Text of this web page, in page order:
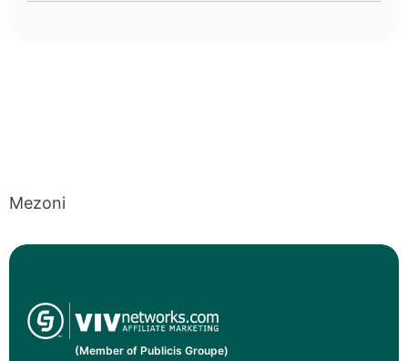
Mezoni
(Member of Publicis Groupe)